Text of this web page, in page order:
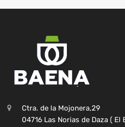
Ctra. de la Mojonera,29
04716 Las Norias de Daza ( El